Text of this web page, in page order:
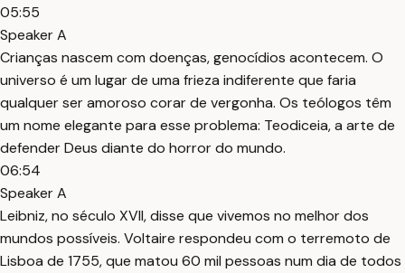
05:55
Speaker A
Crianças nascem com doenças, genocídios acontecem. O
universo é um lugar de uma frieza indiferente que faria
qualquer ser amoroso corar de vergonha. Os teólogos têm
um nome elegante para esse problema: Teodiceia, a arte de
defender Deus diante do horror do mundo.
06:54
Speaker A
Leibniz, no século XVII, disse que vivemos no melhor dos
mundos possíveis. Voltaire respondeu com o terremoto de
Lisboa de 1755, que matou 60 mil pessoas num dia de todos